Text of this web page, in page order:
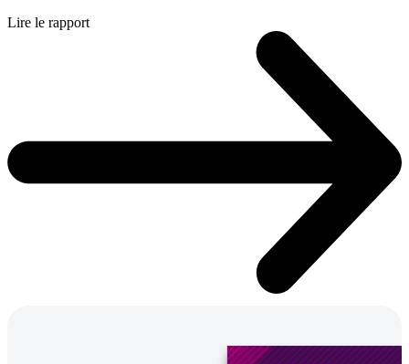
Lire le rapport